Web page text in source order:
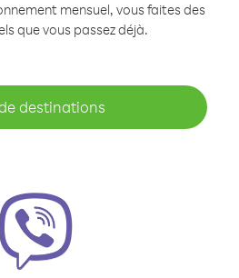
mensuel, vous faites des
que vous passez déjà.
destinations